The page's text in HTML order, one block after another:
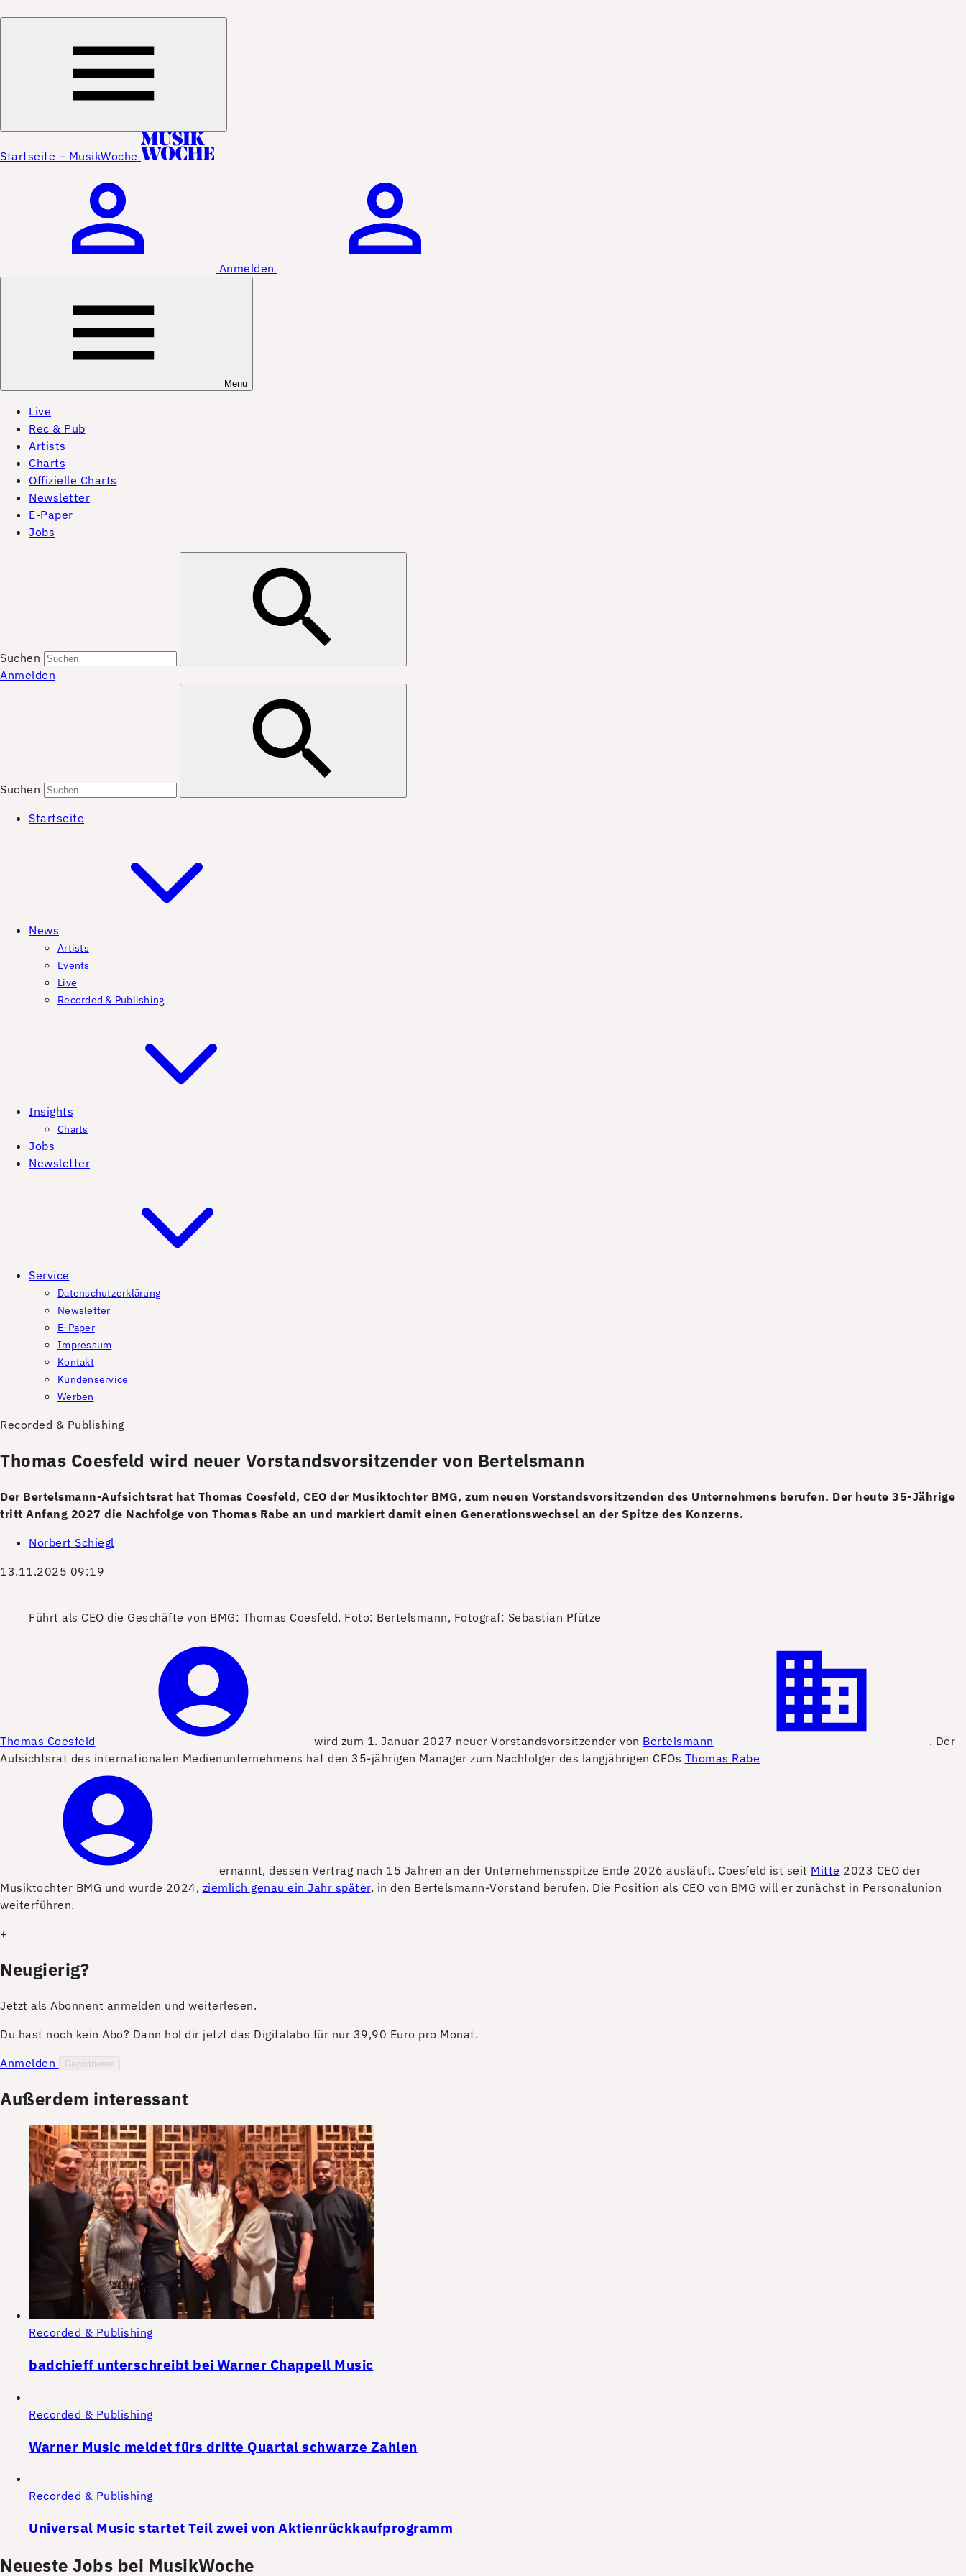
Startseite – MusikWoche
Anmelden
Menu
Live
Rec & Pub
Artists
Charts
Offizielle Charts
Newsletter
E-Paper
Jobs
Suchen
Anmelden
Suchen
Startseite
News
Artists
Events
Live
Recorded & Publishing
Insights
Charts
Jobs
Newsletter
Service
Datenschutzerklärung
Newsletter
E-Paper
Impressum
Kontakt
Kundenservice
Werben
Recorded & Publishing
Thomas Coesfeld wird neuer Vorstandsvorsitzender von Bertelsmann
Der Bertelsmann-Aufsichtsrat hat Thomas Coesfeld, CEO der Musiktochter BMG, zum neuen Vorstandsvorsitzenden des Unternehmens berufen. Der heute 35-Jährige
tritt Anfang 2027 die Nachfolge von Thomas Rabe an und markiert damit einen Generationswechsel an der Spitze des Konzerns.
Norbert Schiegl
13.11.2025 09:19
Führt als CEO die Geschäfte von BMG: Thomas Coesfeld. Foto: Bertelsmann, Fotograf: Sebastian Pfütze
Thomas Coesfeld wird zum 1. Januar 2027 neuer Vorstandsvorsitzender von Bertelsmann
. Der
Aufsichtsrat des internationalen Medienunternehmens hat den 35-jährigen Manager zum Nachfolger des langjährigen CEOs Thomas Rabe
ernannt, dessen Vertrag nach 15 Jahren an der Unternehmensspitze Ende 2026 ausläuft. Coesfeld ist seit Mitte 2023 CEO der
Musiktochter BMG und wurde 2024, ziemlich genau ein Jahr später, in den Bertelsmann-Vorstand berufen. Die Position als CEO von BMG will er zunächst in Personalunion
weiterführen.
+
Neugierig?
Jetzt als Abonnent anmelden und weiterlesen.
Du hast noch kein Abo? Dann hol dir jetzt das Digitalabo für nur 39,90 Euro pro Monat.
Anmelden
Registrieren
Außerdem interessant
Recorded & Publishing
badchieff unterschreibt bei Warner Chappell Music
Recorded & Publishing
Warner Music meldet fürs dritte Quartal schwarze Zahlen
Recorded & Publishing
Universal Music startet Teil zwei von Aktienrückkaufprogramm
Neueste Jobs bei MusikWoche